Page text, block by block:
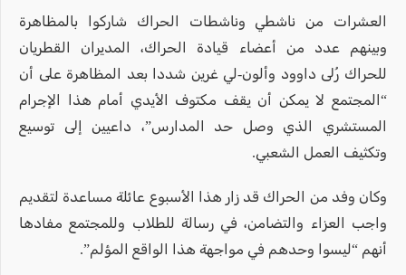
العشرات من ناشطي وناشطات الحراك شاركوا بالمظاهرة
وبينهم عدد من أعضاء قيادة الحراك، المديران القطريان
للحراك رُلى داوود وألون-لي غرين شددا بعد المظاهرة على أن
“المجتمع لا يمكن أن يقف مكتوف الأيدي أمام هذا الإجرام
المستشري الذي وصل حد المدارس”، داعيين إلى توسيع
وتكثيف العمل الشعبي.
وكان وفد من الحراك قد زار هذا الأسبوع عائلة مساعدة لتقديم
واجب العزاء والتضامن، في رسالة للطلاب وللمجتمع مفادها
أنهم “ليسوا وحدهم في مواجهة هذا الواقع المؤلم”.